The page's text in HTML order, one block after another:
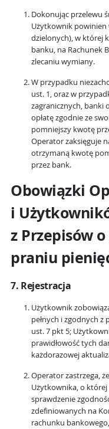
Dokonując przelewu
Użytkownik powinien
dzielonych), w której
banku, na Rachunek
zlecaniu wymiany.
W przypadku
ust. 1, oraz w
zagranicznych, banki
opłatę zgodnie ze
pomniejszy kwotę
Operator zaksięguje
otrzymaną kwotę
przez bank.
Obowiązki
i
z Przepisów
praniu
7. Rejestracja
Użytkownik
pełnych i zgodnych
ust. 7 pkt 5;
prawidłowość tych
każdorazowej
Operator zastrzega,
Użytkownika, o której
sprawdzenie
zdefiniowanych na
rachunku